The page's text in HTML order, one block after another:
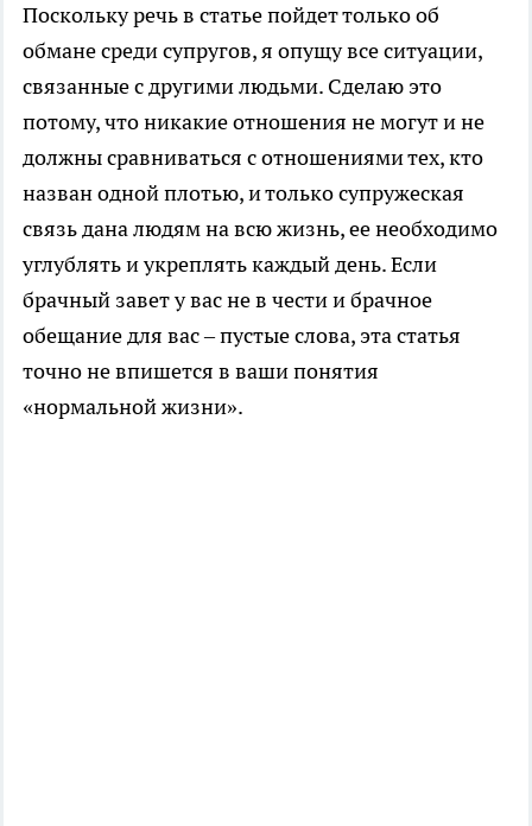
Поскольку речь в статье пойдет только об
обмане среди супругов, я опущу все ситуации,
связанные с другими людьми. Сделаю это
потому, что никакие отношения не могут и не
должны сравниваться с отношениями тех, кто
назван одной плотью, и только супружеская
связь дана людям на всю жизнь, ее необходимо
углублять и укреплять каждый день. Если
брачный завет у вас не в чести и брачное
обещание для вас – пустые слова, эта статья
точно не впишется в ваши понятия
«нормальной жизни».